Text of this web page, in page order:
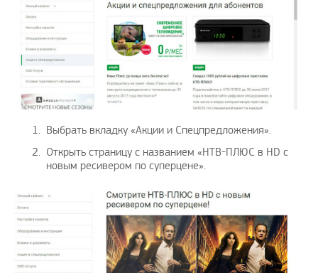
Выбрать вкладку «Акции и Спецпредложения».
Открыть страницу с названием «НТВ-ПЛЮС в HD c
новым ресивером по суперцене».